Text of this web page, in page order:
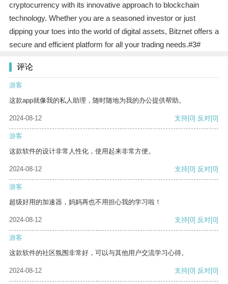
cryptocurrency with its innovative approach to blockchain
technology. Whether you are a seasoned investor or just
dipping your toes into the world of digital assets, Bitznet offers a
secure and efficient platform for all your trading needs.#3#
评论
游客
这款app就像我的私人助理，随时随地为我的办公提供帮助。
2024-08-12 支持[0] 反对[0]
游客
这款软件的设计非常人性化，使用起来非常方便。
2024-08-12 支持[0] 反对[0]
游客
超级好用的加速器，妈妈再也不用担心我的学习啦！
2024-08-12 支持[0] 反对[0]
游客
这款软件的社区氛围非常好，可以与其他用户交流学习心得。
2024-08-12 支持[0] 反对[0]